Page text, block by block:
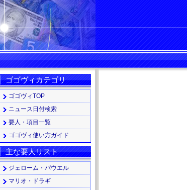
ゴゴヴィカテゴリ
ゴゴヴィTOP
ニュース日付検索
要人・項目一覧
ゴゴヴィ使い方ガイド
主な要人リスト
ジェローム・パウエル
マリオ・ドラギ